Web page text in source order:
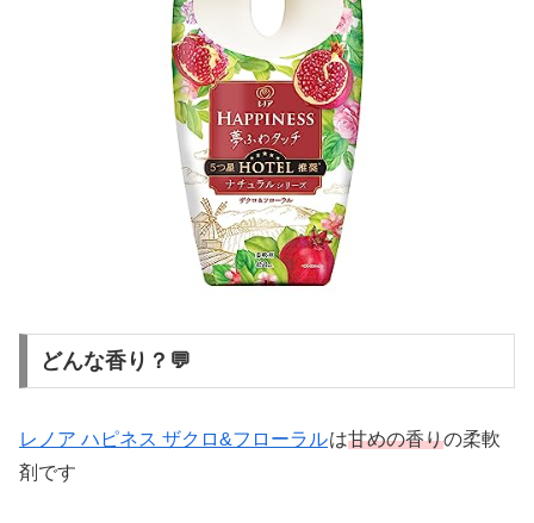
どんな香り？💬
レノア ハピネス ザクロ&フローラルは甘めの香りの柔軟
剤です